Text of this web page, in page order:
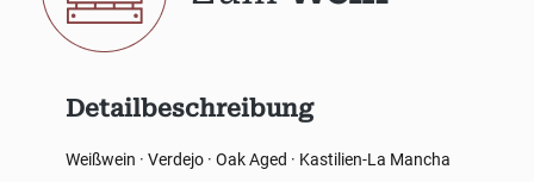
Detailbeschreibung
Weißwein · Verdejo · Oak Aged · Kastilien-La Mancha